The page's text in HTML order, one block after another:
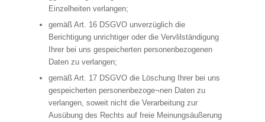
Einzelheiten verlangen;
gemäß Art. 16 DSGVO unverzüglich die
Berichtigung unrichtiger oder die Vervlilständigung
Ihrer bei uns gespeicherten personenbezogenen
Daten zu verlangen;
gemäß Art. 17 DSGVO die Löschung Ihrer bei uns
gespeicherten personenbezoge¬nen Daten zu
verlangen, soweit nicht die Verarbeitung zur
Ausübung des Rechts auf freie Meinungsäußerung